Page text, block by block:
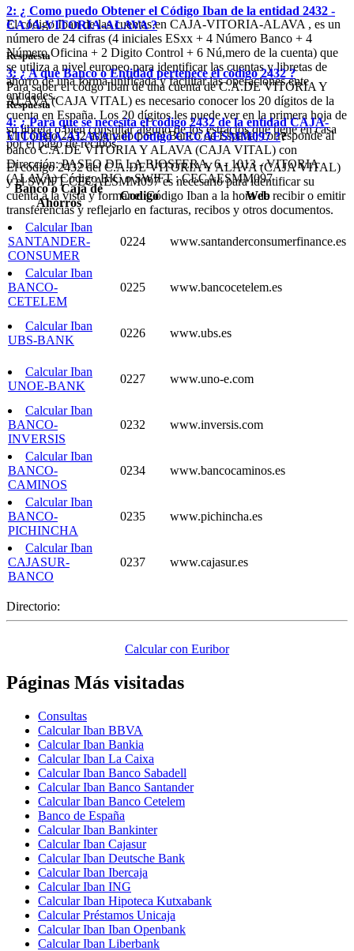
El código Iban de las cuentas en CAJA-VITORIA-ALAVA , es un
número de 24 cifras (4 iniciales ESxx + 4 Número Banco + 4
Número Oficina + 2 Digito Control + 6 Nú,mero de la cuenta) que
se utiliza a nivel europeo para identificar las cuentas y libretas de
ahorro de una forma unificada y facilitar las operaciones ente
entidades.
2: ¿ Como puedo Obtener el Código Iban de la entidad 2432 -
CAJA-VITORIA-ALAVA ?
Respuesta
Para saber el códgo Iban de una cuenta de C.A.DE VITORIA Y
ALAVA (CAJA VITAL) es necesario conocer los 20 dígitos de la
cuenta en España. Los 20 dígitos les puede ver en la primera hoja de
su libreta o bien consultar alguno de los estractos que tiene en casa
por el pago de recibos.
3: ¿ A queBanco o Entidadpertenece el código 2432 ?
Respuesta
El Código 2432 asignado por el Banco de España, corresponde al
banco C.A.DE VITORIA Y ALAVA (CAJA VITAL) con
Dirección: PASEO DE LA BIOSFERA, 6 - 1013 - VITORIA
(ALAVA) Código BIC o SWIFT : CECAESMM097
4: ¿ Para que se necesita el código 2432 de la entidad CAJA-
VITORIA-ALAVA y el Código CECAESMM097 ??
El código 2432 del C.A.DE VITORIA Y ALAVA (CAJA VITAL)
y el SWIFT CECAESMM097 es necesario para identificar su
cuenta a la vista y formar el Código Iban a la hora de recibir o emitir
transferencias y reflejarlo en facturas, recibos y otros documentos.
Banco o Caja de
Ahorros
Codigo Web
Calcular Iban
SANTANDER-
CONSUMER
0224 www.santanderconsumerfinance.es
Calcular Iban
BANCO-
CETELEM
0225 www.bancocetelem.es
Calcular Iban
UBS-BANK
0226 www.ubs.es
Calcular Iban
UNOE-BANK
0227 www.uno-e.com
Calcular Iban
BANCO-
INVERSIS
0232 www.inversis.com
Calcular Iban
BANCO-
CAMINOS
0234 www.bancocaminos.es
Calcular Iban
BANCO-
PICHINCHA
0235 www.pichincha.es
Calcular Iban
CAJASUR-
BANCO
0237 www.cajasur.es
Directorio:
Calcular con Euribor
Páginas Más visitadas
Consultas
Calcular Iban BBVA
Calcular Iban Bankia
Calcular Iban La Caixa
Calcular Iban Banco Sabadell
Calcular Iban Banco Santander
Calcular Iban Banco Cetelem
Banco de España
Calcular Iban Bankinter
Calcular Iban Cajasur
Calcular Iban Deutsche Bank
Calcular Iban Ibercaja
Calcular Iban ING
Calcular Iban Hipoteca Kutxabank
Calcular Préstamos Unicaja
Calcular Iban Iban Openbank
Calcular Iban Liberbank